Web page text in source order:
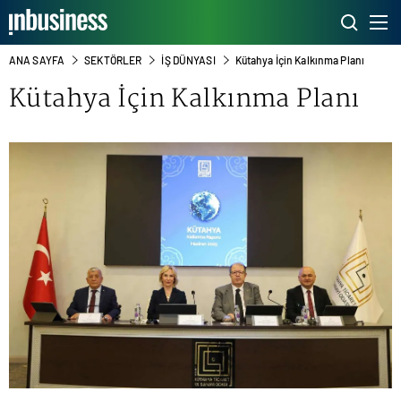
ANA SAYFA SEKTÖRLER İŞ DÜNYASI Kütahya İçin Kalkınma Planı
Kütahya İçin Kalkınma Planı